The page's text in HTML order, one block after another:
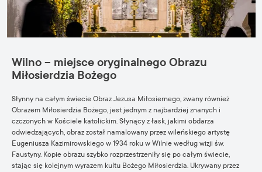
Wilno – miejsce oryginalnego Obrazu
Miłosierdzia Bożego
Słynny na całym świecie Obraz Jezusa Miłosiernego, zwany również
Obrazem Miłosierdzia Bożego, jest jednym z najbardziej znanych i
czczonych w Kościele katolickim. Słynący z łask, jakimi obdarza
odwiedzających, obraz został namalowany przez wileńskiego artystę
Eugeniusza Kazimirowskiego w 1934 roku w Wilnie według wizji św.
Faustyny. Kopie obrazu szybko rozprzestrzeniły się po całym świecie,
stając się kolejnym wyrazem kultu Bożego Miłosierdzia. Ukrywany przez